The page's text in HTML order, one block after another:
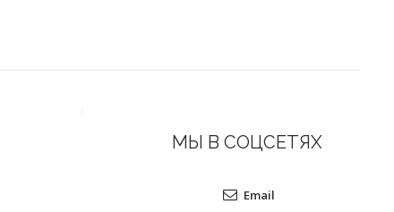
МЫ В СОЦСЕТЯХ
Email